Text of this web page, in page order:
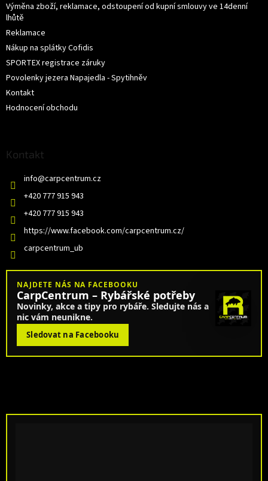
Výměna zboží, reklamace, odstoupení od kupní smlouvy ve 14denní
lhůtě
Reklamace
Nákup na splátky Cofidis
SPORTEX registrace záruky
Povolenky jezera Napajedla - Spytihněv
Kontakt
Hodnocení obchodu
Kontakt
info@carpcentrum.cz
+420 777 915 943
+420 777 915 943
https://www.facebook.com/carpcentrum.cz/
carpcentrum_ub
NAJDETE NÁS NA FACEBOOKU
CarpCentrum – Rybářské potřeby
Novinky, akce a tipy pro rybáře. Sledujte nás a
nic vám neunikne.
Sledovat na Facebooku